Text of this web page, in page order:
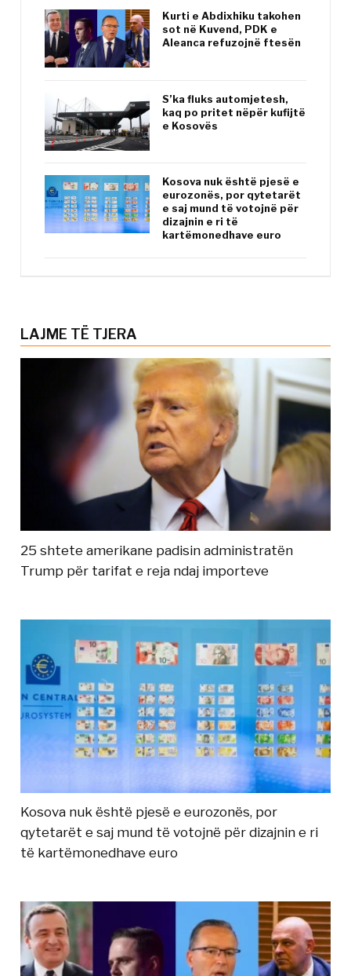
Kurti e Abdixhiku takohen
sot në Kuvend, PDK e
Aleanca refuzojnë ftesën
S’ka fluks automjetesh,
kaq po pritet nëpër kufijtë
e Kosovës
Kosova nuk është pjesë e
eurozonës, por qytetarët
e saj mund të votojnë për
dizajnin e ri të
kartëmonedhave euro
LAJME TË TJERA
25 shtete amerikane padisin administratën
Trump për tarifat e reja ndaj importeve
Kosova nuk është pjesë e eurozonës, por
qytetarët e saj mund të votojnë për dizajnin e ri
të kartëmonedhave euro